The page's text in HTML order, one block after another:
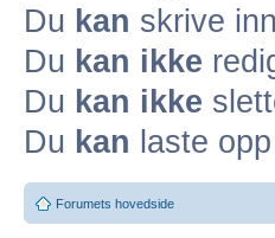
Du kan skrive
Du kan ikke
Du kan ikke
Du kan laste
Forumets hovedside